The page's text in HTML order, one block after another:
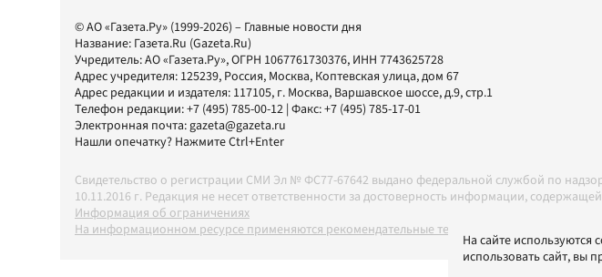
© АО «Газета.Ру» (1999-2026) – Главные новости дня
Название: Газета.Ru (Gazeta.Ru)
Учредитель:АО «Газета.Ру», ОГРН 1067761730376, ИНН 7743625728
Адрес учредителя: 125239, Россия, Москва, Коптевская улица, дом 67
Адрес редакции и издателя: 117105, г. Москва, Варшавское шоссе, д.9, стр.1
Телефон редакции:+7 (495) 785-00-12 | Факс:+7 (495) 785-17-01
Электронная почта:gazeta@gazeta.ru
Нашли опечатку? Нажмите Ctrl+Enter
Свидетельство о регистрации СМИ Эл № ФС77-67642 выдано федеральной службой по
10.11.2016 г. Редакция не несет ответственности за достоверность информации,
Информация об ограничениях
На информационном ресурсе применяются рекомендательные технологии в соответствии с
На сайте используются
использовать сайт, вы